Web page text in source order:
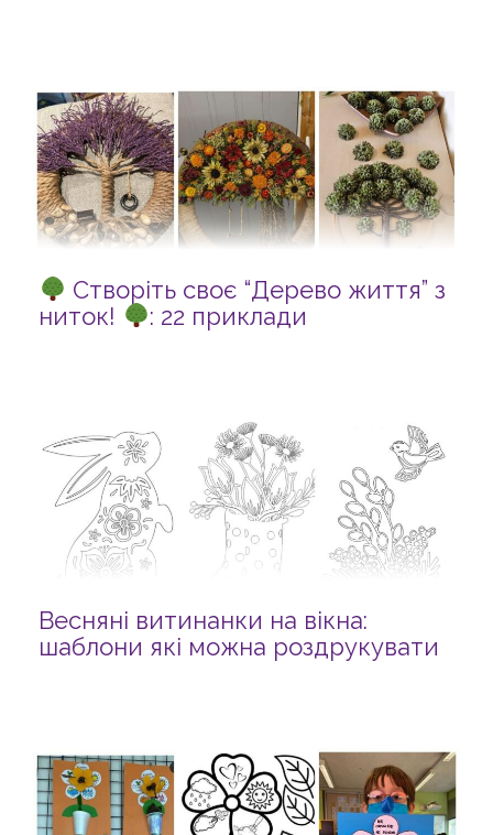
Створіть своє “Дерево життя” з
ниток!
: 22 приклади
Весняні витинанки на вікна:
шаблони які можна роздрукувати